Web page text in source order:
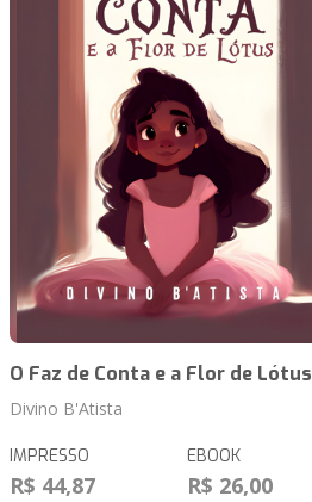
O Faz de Conta e a Flor de Lótus
Divino B'Atista
IMPRESSO
R$ 44,87
EBOOK
R$ 26,00